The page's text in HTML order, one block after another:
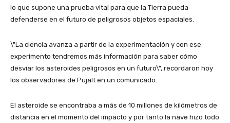
lo que supone una prueba vital para que la Tierra pueda
defenderse en el futuro de peligrosos objetos espaciales.
\"La ciencia avanza a partir de la experimentación y con ese
experimento tendremos más información para saber cómo
desviar los asteroides peligrosos en un futuro\", recordaron hoy
los observadores de Pujalt en un comunicado.
El asteroide se encontraba a más de 10 millones de kilómetros de
distancia en el momento del impacto y por tanto la nave hizo todo